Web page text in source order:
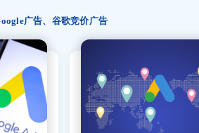
广告、谷歌竞价广告